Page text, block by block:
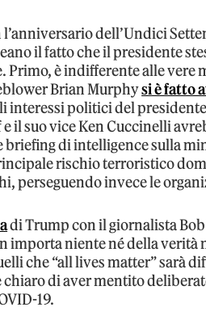
dell’Undici
il fatto che il presidente
Primo, è indifferente alle vere
Brian Murphysi è fatto
interessi politici del
il suo vice Ken Cuccinelli
briefing di intelligence sulla
rischio terroristico
perseguendo invece le
di Trump con il giornalista
importa niente né della verità
che “all lives matter” sarà
chiaro di aver mentito
19.